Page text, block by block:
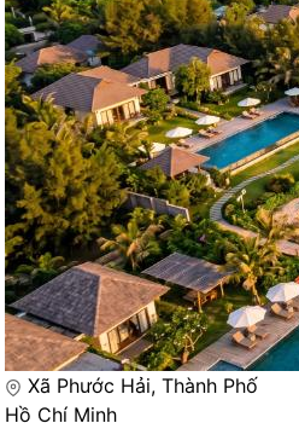
Xã Phước Hải, Thành Phố
Hồ Chí Minh